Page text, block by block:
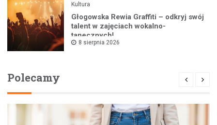
Kultura
Głogowska Rewia Graffiti – odkryj swój
talent w zajęciach wokalno-
tanecznych!
8 sierpnia 2026
Polecamy